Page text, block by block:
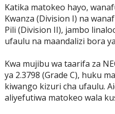
Katika matokeo hayo,
Kwanza (Division I) na
Pili (Division II), jambo
ufaulu na maandalizi bora
Kwa mujibu wa taarifa za
ya 2.3798 (Grade C), huku
kiwango kizuri cha ufaulu.
aliyefutiwa matokeo wala